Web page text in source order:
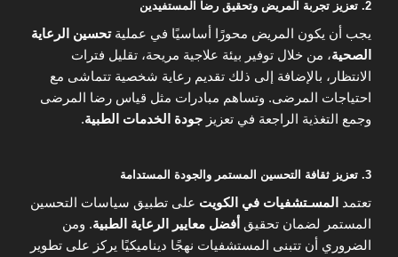
2. تعزيز تجربة المريض وتحقيق رضا المستفيدين
يجب أن يكون المريض محورًا أساسيًا في عمليةتحسين الرعاية
الصحية، من خلال توفير بيئة علاجية مريحة، تقليل فترات
الانتظار، بالإضافة إلى ذلك تقديم رعاية شخصية تتماشى مع
احتياجات المرضى. وتساهم مبادرات مثل قياس رضا المرضى
وجمع التغذية الراجعة في تعزيز جودة الخدمات الطبية.
3. تعزيز ثقافة التحسين المستمر والجودة المستدامة
تعتمد المسـتشفيات في الكويت على تطبيق سياسات التحسين
المستمر لضمان تحقيق أفضل معايير الرعاية الطبية. ومن
الضروري أن تتبنى المستشفيات نهجًا ديناميكيًا يركز على تطوير